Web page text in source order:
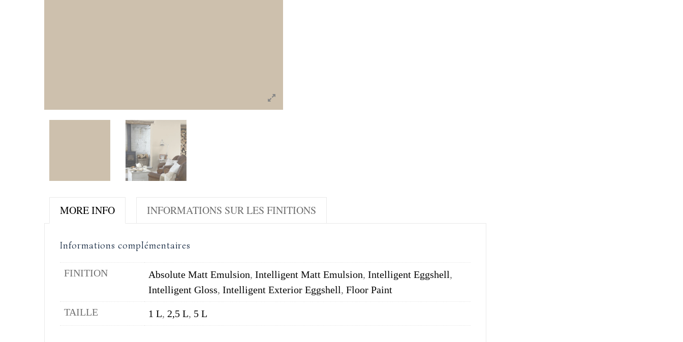
MORE INFO
Informations complémentaires
FINITION Absolute Matt Emulsion, Intelligent Matt Emulsion, Intelligent Eggshell,
Intelligent Gloss, Intelligent Exterior Eggshell, Floor Paint
TAILLE
1 L, 2,5 L, 5 L
INFORMATIONS SUR LES FINITIONS